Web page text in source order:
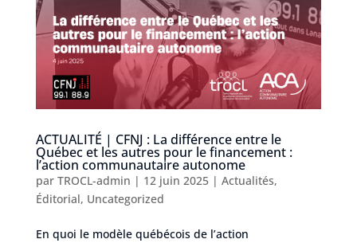
ACTUALITÉ | CFNJ : La différence entre le
Québec et les autres pour le financement :
l’action communautaire autonome
par TROCL-admin | 12 juin 2025| Actualités,
Éditorial, Uncategorized
En quoi le modèle québécois de l’action